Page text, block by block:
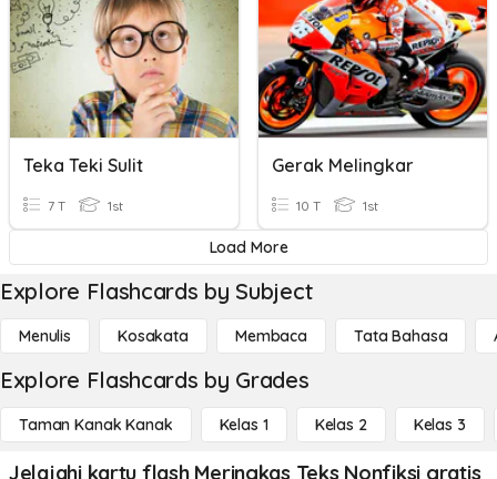
Teka Teki Sulit
7 T 1st
Gerak Melingkar
10 T 1st
Load More
Explore Flashcards by Subject
Menulis Kosakata Membaca Tata Bahasa
Explore Flashcards by Grades
Taman Kanak Kanak Kelas 1 Kelas 2 Kelas 3
Jelajahi kartu flash Meringkas Teks Nonfiksi gratis